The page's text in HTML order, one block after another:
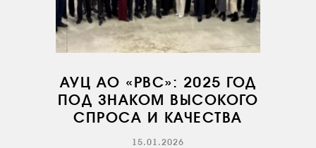
ИНСТРУКТОРЫ
ПРОДАЖА
ПРОДАЖА АТИ
АУЦ АО «РВС»: 2025 ГОД
ПОД ЗНАКОМ ВЫСОКОГО
СПРОСА И КАЧЕСТВА
15.01.2026